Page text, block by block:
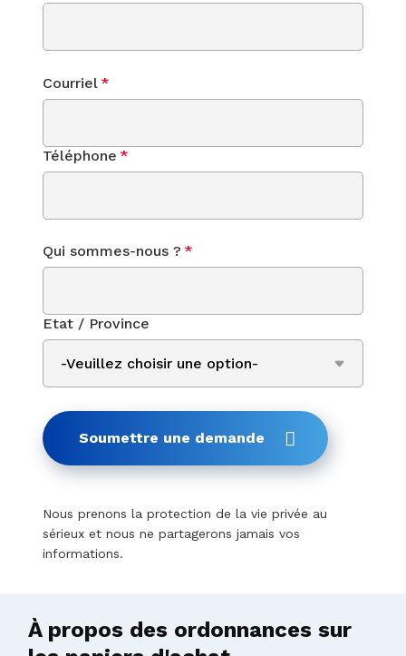
Courriel *
Téléphone *
Qui sommes-nous ? *
Etat / Province
Soumettre une demande
Nous prenons la protection de la vie privée au
sérieux et nous ne partagerons jamais vos
informations.
À propos des ordonnances sur